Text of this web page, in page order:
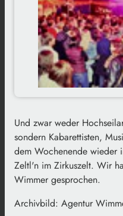
Und zwar weder
sondern Kabarettisten,
dem Wochenende wieder
Zeltl'n im Zirkuszelt. Wir
Wimmer gesprochen.
Archivbild: Agentur